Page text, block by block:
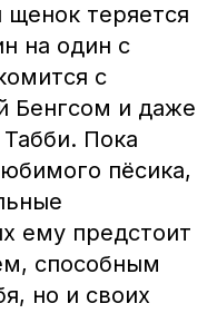
щенок теряется
на один с
с
Бенгсом и даже
Пока
пёсика,
ему предстоит
способным
но и своих